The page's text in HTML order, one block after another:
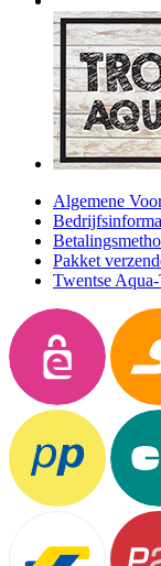
Algemene
Pakket
Twentse